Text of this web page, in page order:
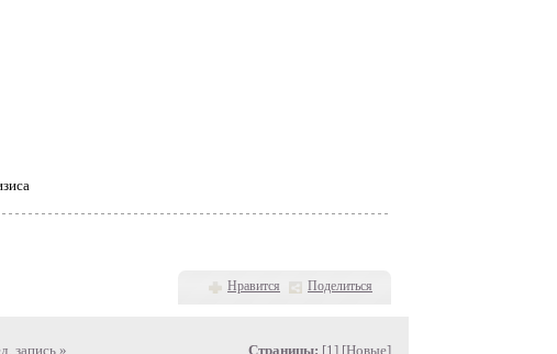
Нравится Поделиться
запись » Страницы: [1] [Новые]